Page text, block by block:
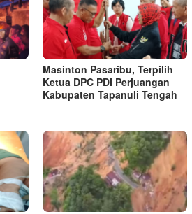
Masinton Pasaribu, Terpilih
Ketua DPC PDI Perjuangan
Kabupaten Tapanuli Tengah